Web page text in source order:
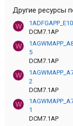
Другие ресурсы
W
DCM7.1AP
W
5
DCM7.1AP
W
2
DCM7.1AP
W
1
DCM7.1AP